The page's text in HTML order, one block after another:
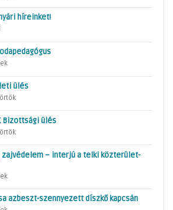
híreinket!
ülés
Bizottsági ülés
zajvédelem – interjú a telki közterület-
azbeszt-szennyezett díszkő kapcsán